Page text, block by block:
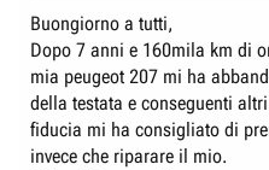
r
e
D
i
s
c
I
n
i
z
i
o
Buongiorno a tutti,
Dopo 7 anni e 160mila km di
mia peugeot 207 mi ha
della testata e conseguenti
fiducia mi ha consigliato di
invece che riparare il mio.